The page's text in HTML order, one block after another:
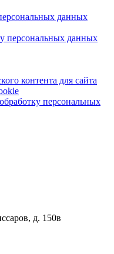
данных
персональных данных
контента для сайта
персональных
д. 150в